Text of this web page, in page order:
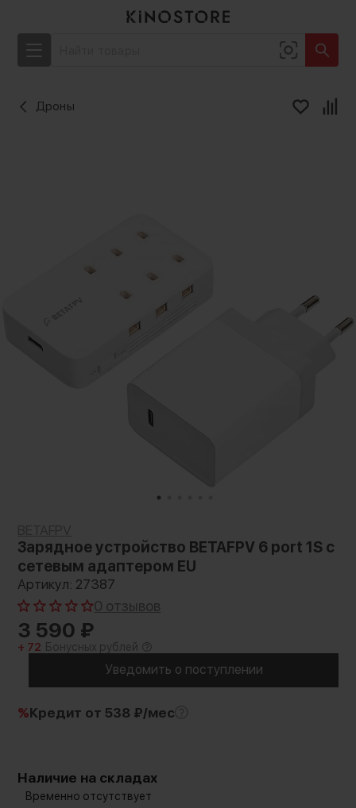
Дроны
Зарядное устройство BETAFPV 6 port 1S с
сетевым адаптером EU
Артикул: 27387
0 отзывов
3 590 ₽
+ 72 Бонусных рублей
Уведомить о поступлении
%Кредит от 538 ₽/мес
Наличие на складах
Временно отсутствует